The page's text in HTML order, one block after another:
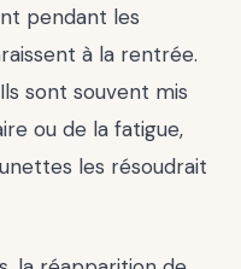
pendant les
à la rentrée.
sont souvent mis
ou de la fatigue,
les résoudrait